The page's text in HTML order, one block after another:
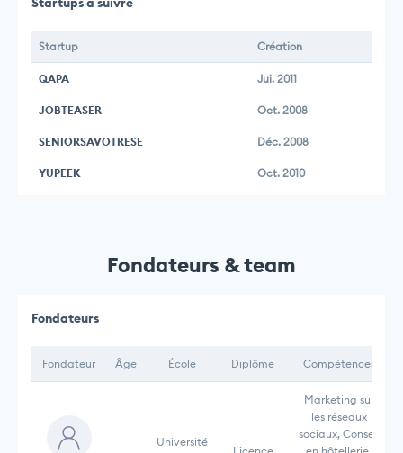
Startup Création
QAPA Jui. 2011
JOBTEASER Oct. 2008
SENIORSAVOTRESE Déc. 2008
YUPEEK Oct. 2010
Fondateurs & team
Fondateurs
Fondateur Âge École Diplôme Compétences
Université
Marketing sur
les réseaux
sociaux, Conseil